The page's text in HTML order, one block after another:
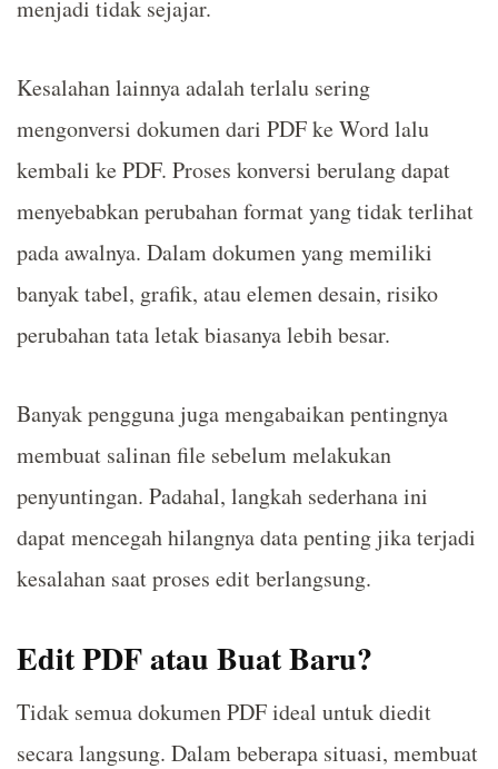
menjadi tidak sejajar.
Kesalahan lainnya adalah terlalu sering
mengonversi dokumen dari PDF ke Word lalu
kembali ke PDF. Proses konversi berulang dapat
menyebabkan perubahan format yang tidak terlihat
pada awalnya. Dalam dokumen yang memiliki
banyak tabel, grafik, atau elemen desain, risiko
perubahan tata letak biasanya lebih besar.
Banyak pengguna juga mengabaikan pentingnya
membuat salinan file sebelum melakukan
penyuntingan. Padahal, langkah sederhana ini
dapat mencegah hilangnya data penting jika terjadi
kesalahan saat proses edit berlangsung.
Edit PDF atau Buat Baru?
Tidak semua dokumen PDF ideal untuk diedit
secara langsung. Dalam beberapa situasi, membuat